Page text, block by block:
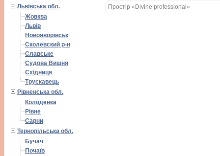
Львівська обл.
Жовква
Львів
Новояворівськ
Сколевский р-н
Славське
Судова Вишня
Східниця
Трускавець
Рівненська обл.
Колоденка
Рівне
Сарни
Тернопільська обл.
Бучач
Почаїв
Простір «Divine professional»